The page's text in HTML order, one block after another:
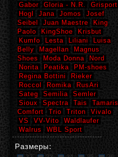
Gabor
Gloria - N.R.
Grisport
Hogl
Jana Jomos
Josef
Seibel
Juan Maestre
King
Paolo
KingShoe
Krisbut
Kumfo
Lesta Liliani
Luisa
Belly
Magellan
Magnus
Shoes
Moda Donna
Nord
Norita
Peatika
PM-shoes
Regina Bottini
Rieker
Roccol
Romika
RusAri
Sateg
Semilia
Semler
Sioux
Spectra Tais
Tamaris
Comfort
Trio Triton
Vivalo
VS
VV-Vito
Waldlaufer
Walrus
WBL Sport
Размеры: